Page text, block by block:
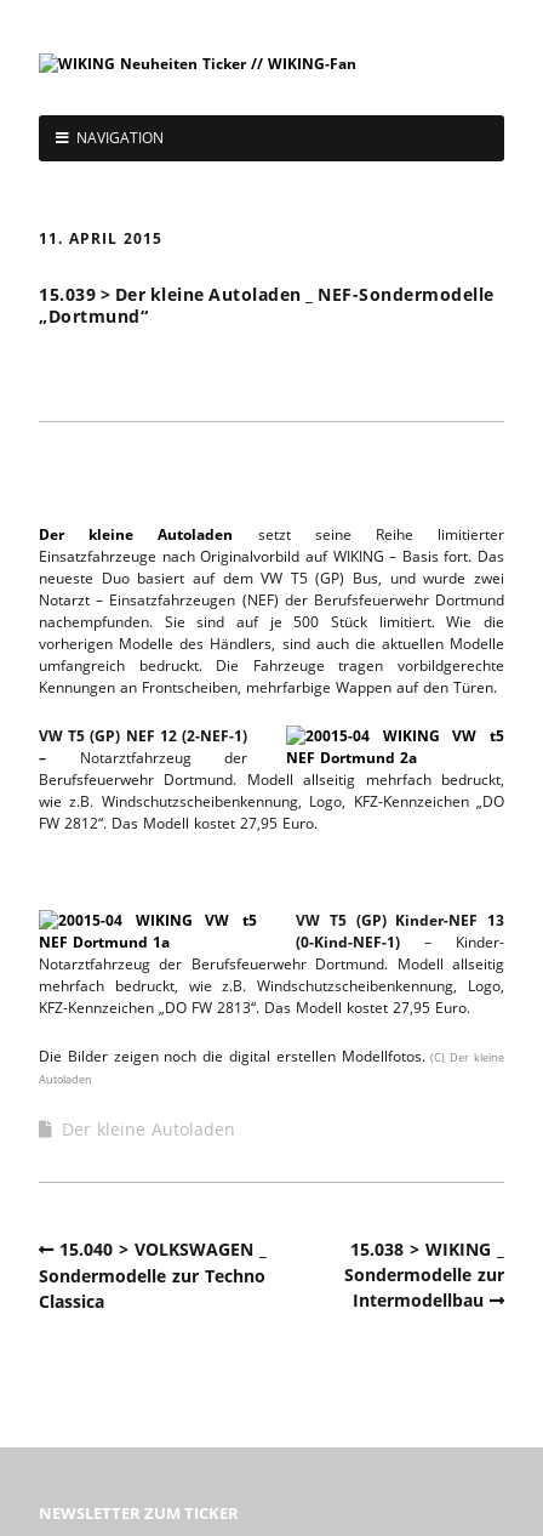
NAVIGATION
11. APRIL 2015
15.039 > Der kleine Autoladen _ NEF-Sondermodelle
„Dortmund“
Der kleine Autoladen setzt seine Reihe limitierter
Einsatzfahrzeuge nach Originalvorbild auf WIKING – Basis fort. Das
neueste Duo basiert auf dem VW T5 (GP) Bus, und wurde zwei
Notarzt – Einsatzfahrzeugen (NEF) der Berufsfeuerwehr Dortmund
nachempfunden. Sie sind auf je 500 Stück limitiert. Wie die
vorherigen Modelle des Händlers, sind auch die aktuellen Modelle
umfangreich bedruckt. Die Fahrzeuge tragen vorbildgerechte
Kennungen an Frontscheiben, mehrfarbige Wappen auf den Türen.
VW T5 (GP) NEF 12 (2-NEF-1)
– Notarztfahrzeug der
Berufsfeuerwehr Dortmund. Modell allseitig mehrfach bedruckt,
wie z.B. Windschutzscheibenkennung, Logo, KFZ-Kennzeichen „DO
FW 2812“. Das Modell kostet 27,95 Euro.
VW T5 (GP) Kinder-NEF 13
(0-Kind-NEF-1) – Kinder-
Notarztfahrzeug der Berufsfeuerwehr Dortmund. Modell allseitig
mehrfach bedruckt, wie z.B. Windschutzscheibenkennung, Logo,
KFZ-Kennzeichen „DO FW 2813“. Das Modell kostet 27,95 Euro.
Die Bilder zeigen noch die digital erstellen Modellfotos.(C) Der kleine
Autoladen
Der kleine Autoladen
15.040 > VOLKSWAGEN _
Sondermodelle zur Techno
Classica
15.038 > WIKING _
Sondermodelle zur
Intermodellbau
NEWSLETTER ZUM TICKER